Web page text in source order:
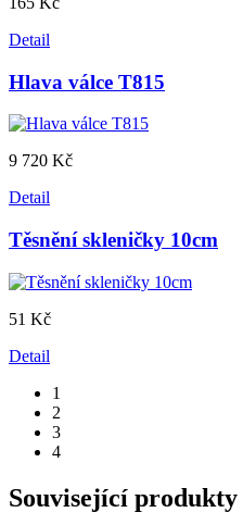
Detail
Hlava válce T815
9 720 Kč
Detail
Těsnění skleničky 10cm
51 Kč
Detail
1
2
3
4
Související produkty